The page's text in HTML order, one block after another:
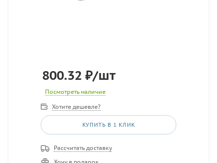
800.32 ₽/шт
Посмотреть наличие
Хотите дешевле?
КУПИТЬ В 1 КЛИК
Рассчитать доставку